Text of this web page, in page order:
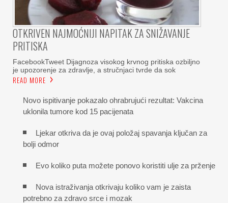
OTKRIVEN NAJMOĆNIJI NAPITAK ZA SNIŽAVANJE
PRITISKA
FacebookTweet Dijagnoza visokog krvnog pritiska ozbiljno
je upozorenje za zdravlje, a stručnjaci tvrde da sok
READ MORE
Novo ispitivanje pokazalo ohrabrujući rezultat: Vakcina
uklonila tumore kod 15 pacijenata
Ljekar otkriva da je ovaj položaj spavanja ključan za
bolji odmor
Evo koliko puta možete ponovo koristiti ulje za prženje
Nova istraživanja otkrivaju koliko vam je zaista
potrebno za zdravo srce i mozak